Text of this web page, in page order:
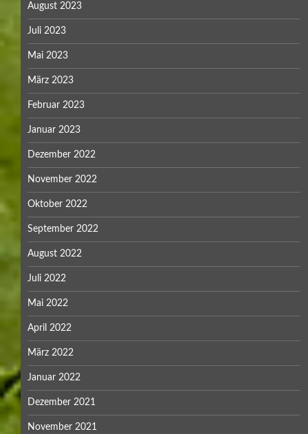
August 2023
Juli 2023
Mai 2023
März 2023
Februar 2023
Januar 2023
Dezember 2022
November 2022
Oktober 2022
September 2022
August 2022
Juli 2022
Mai 2022
April 2022
März 2022
Januar 2022
Dezember 2021
November 2021